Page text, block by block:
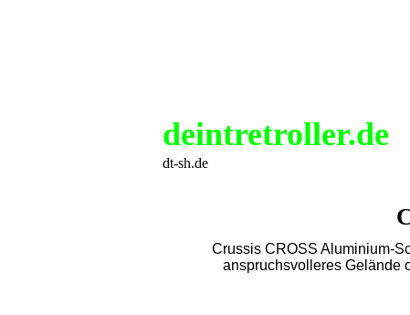
deintretroller.de
dt-sh.de
Crussis CROSS Aluminium-
anspruchsvolleres Gelände